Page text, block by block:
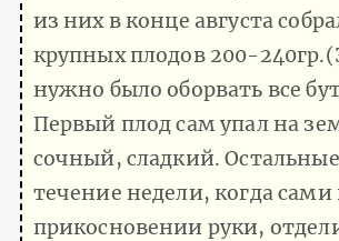
из них в конце августа
крупных плодов 200-
нужно было оборвать все
Первый плод сам упал на
сочный, сладкий.
течение недели, когда сами
прикосновении руки,